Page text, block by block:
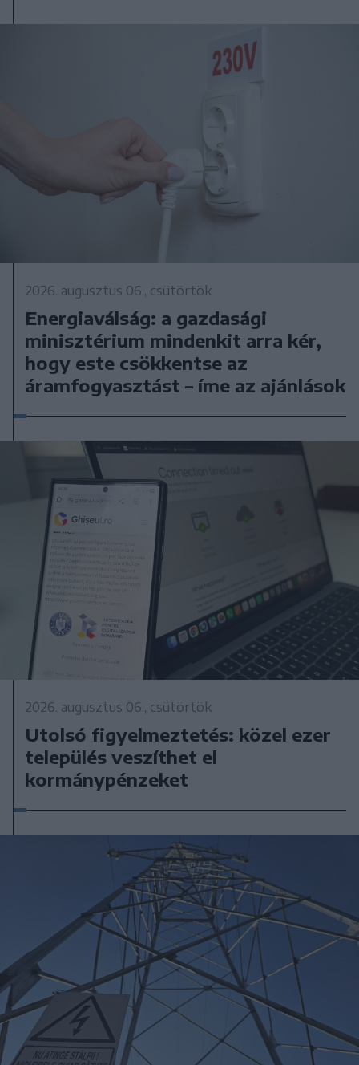
2026. augusztus 06., csütörtök
Energiaválság: a gazdasági
minisztérium mindenkit arra kér,
hogy este csökkentse az
áramfogyasztást – íme az ajánlások
2026. augusztus 06., csütörtök
Utolsó figyelmeztetés: közel ezer
település veszíthet el
kormánypénzeket